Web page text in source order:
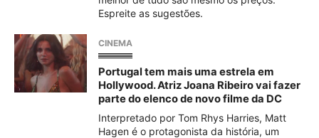
Espreite as sugestões.
CINEMA
Portugal tem mais uma estrela em
Hollywood. Atriz Joana Ribeiro vai fazer
parte do elenco de novo filme da DC
Interpretado por Tom Rhys Harries, Matt
Hagen é o protagonista da história, um